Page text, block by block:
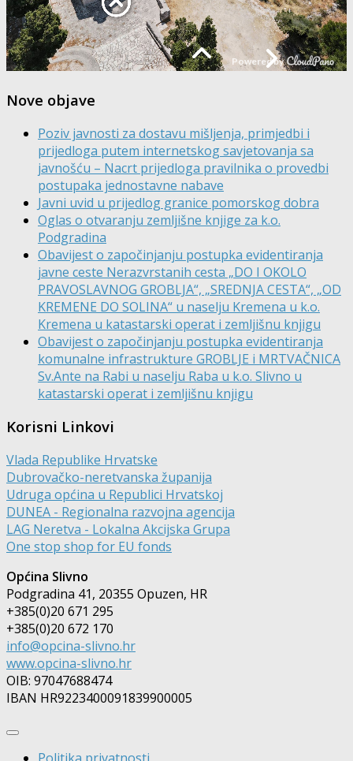
Nove objave
Poziv javnosti za dostavu mišljenja, primjedbi i
prijedloga putem internetskog savjetovanja sa
javnošću – Nacrt prijedloga pravilnika o provedbi
postupaka jednostavne nabave
Javni uvid u prijedlog granice pomorskog dobra
Oglas o otvaranju zemljišne knjige za k.o.
Podgradina
Obavijest o započinjanju postupka evidentiranja
javne ceste Nerazvrstanih cesta „DO I OKOLO
PRAVOSLAVNOG GROBLJA“, „SREDNJA CESTA“, „OD
KREMENE DO SOLINA“ u naselju Kremena u k.o.
Kremena u katastarski operat i zemljišnu knjigu
Obavijest o započinjanju postupka evidentiranja
komunalne infrastrukture GROBLJE i MRTVAČNICA
Sv.Ante na Rabi u naselju Raba u k.o. Slivno u
katastarski operat i zemljišnu knjigu
Korisni Linkovi
Vlada Republike Hrvatske
Dubrovačko-neretvanska županija
Udruga općina u Republici Hrvatskoj
DUNEA - Regionalna razvojna agencija
LAG Neretva - Lokalna Akcijska Grupa
One stop shop for EU fonds
Općina Slivno
Podgradina 41, 20355 Opuzen, HR
+385(0)20 671 295
+385(0)20 672 170
info@opcina-slivno.hr
www.opcina-slivno.hr
OIB: 97047688474
IBAN HR9223400091839900005